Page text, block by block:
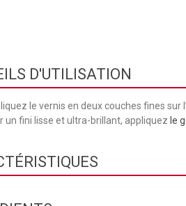
D'UTILISATION
le vernis en deux couches fines sur
un fini lisse et ultra-brillant, appliquez le